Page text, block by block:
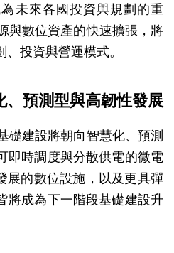
未來各國投資與規劃的重
與數位資產的快速擴張，將
投資與營運模式。
、預測型與高韌性發展
礎建設將朝向智慧化、預測
即時調度與分散供電的微電
展的數位設施，以及更具彈
將成為下一階段基礎建設升